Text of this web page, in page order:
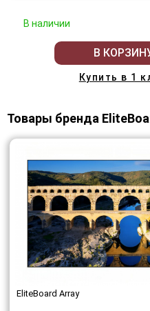
В наличии
В
Купить в 1
Товары бренда
EliteBoard Array